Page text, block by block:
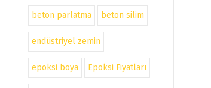
beton parlatma beton silim
endüstriyel zemin
epoksi boya Epoksi Fiyatları